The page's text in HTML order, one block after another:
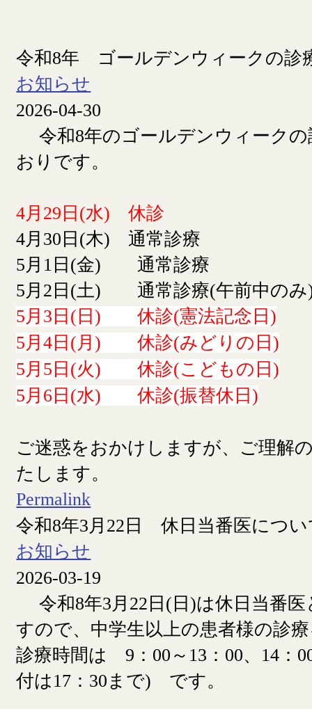
令和8年 ゴールデンウィークの診
お知らせ
2026-04-30
令和8年のゴールデンウィークの
おりです。
4月29日(水) 休診
4月30日(木) 通常診療
5月1日(金) 通常診療
5月2日(土) 通常診療(午前中のみ
5月3日(日) 休診(憲法記念日)
5月4日(月) 休診(みどりの日)
5月5日(火) 休診(こどもの日)
5月6日(水) 休診(振替休日)
ご迷惑をおかけしますが、ご理解
たします。
Permalink
令和8年3月22日 休日当番医につい
お知らせ
2026-03-19
令和8年3月22日(日)は休日当番
すので、中学生以上の患者様の診
診療時間は 9：00～13：00、14：
付は17：30まで) です。